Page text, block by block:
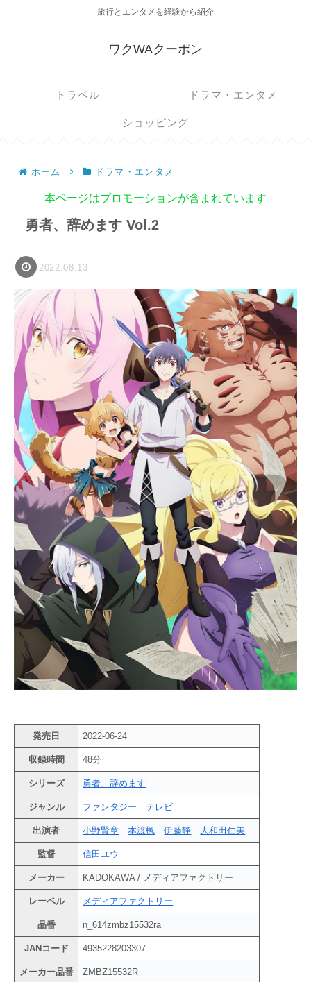
旅行とエンタメを経験から紹介
ワクWAクーポン
トラベル ドラマ・エンタメ
ショッピング
ホーム ドラマ・エンタメ
本ページはプロモーションが含まれています
勇者、辞めます Vol.2
2022.08.13
発売日 2022-06-24
収録時間 48分
シリーズ 勇者、辞めます
ジャンル ファンタジー テレビ
出演者 小野賢章 本渡楓 伊藤静 大和田仁美
監督 信田ユウ
メーカー KADOKAWA / メディアファクトリー
レーベル メディアファクトリー
品番 n_614zmbz15532ra
JANコード 4935228203307
メーカー品番 ZMBZ15532R